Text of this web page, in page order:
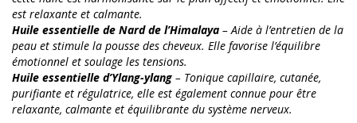
est relaxante et calmante.
Huile essentielle de Nard de l’Himalaya – Aide à l’entretien de la
peau et stimule la pousse des cheveux. Elle favorise l’équilibre
émotionnel et soulage les tensions.
Huile essentielle d’Ylang-ylang – Tonique capillaire, cutanée,
purifiante et régulatrice, elle est également connue pour être
relaxante, calmante et équilibrante du système nerveux.